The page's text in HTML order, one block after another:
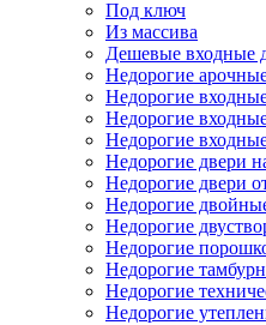
Под ключ
Из массива
Дешевые входные
Недорогие
Недорогие
Недорогие
Недорогие
Недорогие двери
Недорогие двери
Недорогие
Недорогие
Недорогие
Недорогие
Недорогие
Недорогие